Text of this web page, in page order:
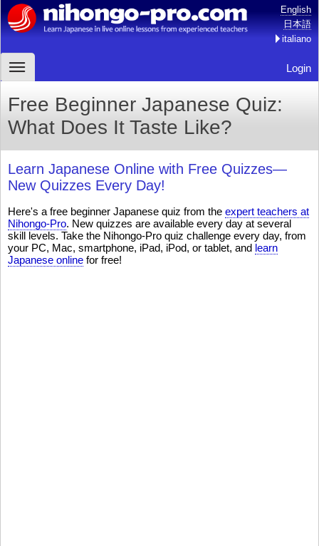
English
日本語
italiano
Login
Free Beginner Japanese Quiz:
What Does It Taste Like?
Learn Japanese Online with Free Quizzes—
New Quizzes Every Day!
Here's a free beginner Japanese quiz from the expert teachers at
Nihongo-Pro. New quizzes are available every day at several
skill levels. Take the Nihongo-Pro quiz challenge every day, from
your PC, Mac, smartphone, iPad, iPod, or tablet, and learn
Japanese online for free!